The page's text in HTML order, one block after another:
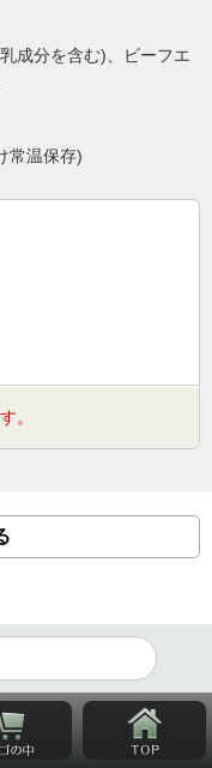
成分を含む)、ビーフエ
常温保存)
。